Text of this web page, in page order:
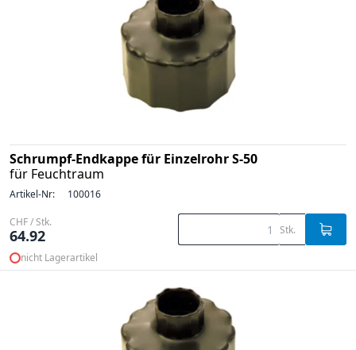
Schrumpf-Endkappe für Einzelrohr S-50
für Feuchtraum
Artikel-Nr: 100016
CHF / Stk.
64.92 Stk.
nicht Lagerartikel